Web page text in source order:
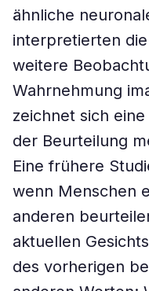
ähnliche
interpretierten
weitere
Wahrnehmung
zeichnet sich
der Beurteilung
Eine frühere
wenn Menschen
anderen
aktuellen
des vorherigen